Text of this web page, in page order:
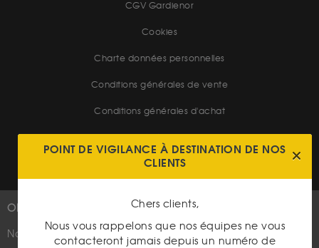
CGV Gardienor
Cookies
Charte données personnelles
Conditions générales de vente
Conditions générales d'achat
OR
Nouveautés
PLUS D'INFOS
Suivez-nous
POINT DE VIGILANCE À DESTINATION DE NOS
CLIENTS
Chers clients,
Nous vous rappelons que nos équipes ne vous
contacteront jamais depuis un numéro de